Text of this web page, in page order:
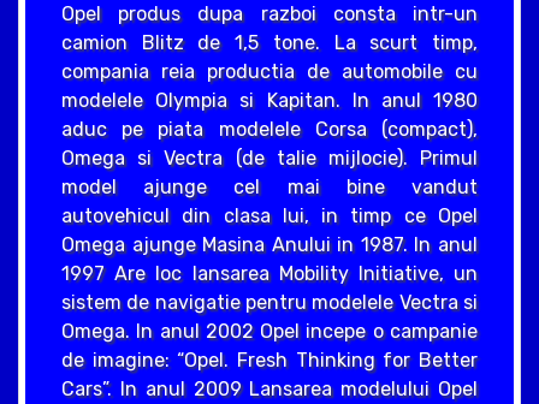
Opel produs dupa razboi consta intr-un
camion Blitz de 1,5 tone. La scurt timp,
compania reia productia de automobile cu
modelele Olympia si Kapitan. In anul 1980
aduc pe piata modelele Corsa (compact),
Omega si Vectra (de talie mijlocie). Primul
model ajunge cel mai bine vandut
autovehicul din clasa lui, in timp ce Opel
Omega ajunge Masina Anului in 1987. In anul
1997 Are loc lansarea Mobility Initiative, un
sistem de navigatie pentru modelele Vectra si
Omega. In anul 2002 Opel incepe o campanie
de imagine: “Opel. Fresh Thinking for Better
Cars”. In anul 2009 Lansarea modelului Opel